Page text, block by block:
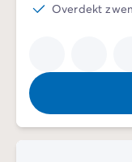
Overdekt